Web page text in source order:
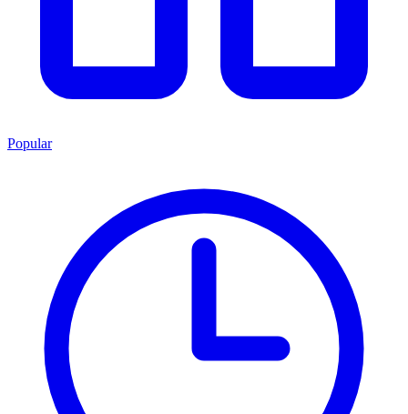
Popular